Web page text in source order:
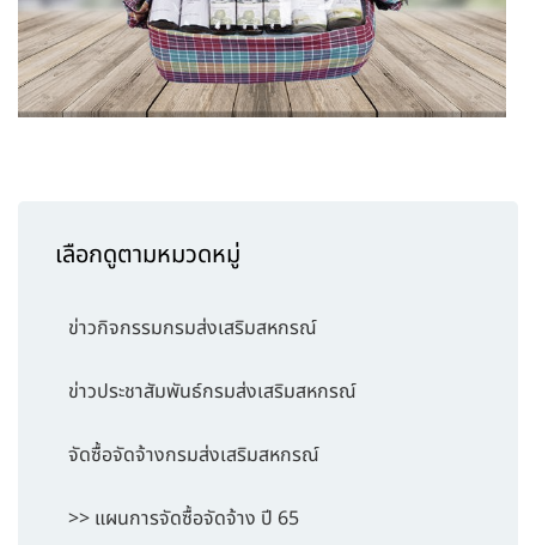
เลือกดูตามหมวดหมู่
ข่าวกิจกรรมกรมส่งเสริมสหกรณ์
ข่าวประชาสัมพันธ์กรมส่งเสริมสหกรณ์
จัดซื้อจัดจ้างกรมส่งเสริมสหกรณ์
>> แผนการจัดซื้อจัดจ้าง ปี 65